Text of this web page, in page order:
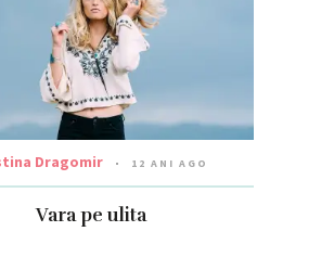
Dragomir 12 ANI AGO
Vara pe ulita